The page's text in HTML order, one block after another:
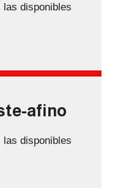
disponibles
afino
disponibles